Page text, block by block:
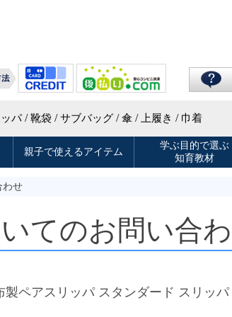
わせ
てのお問い合
ペアスリッパ スタンダード スリッパ